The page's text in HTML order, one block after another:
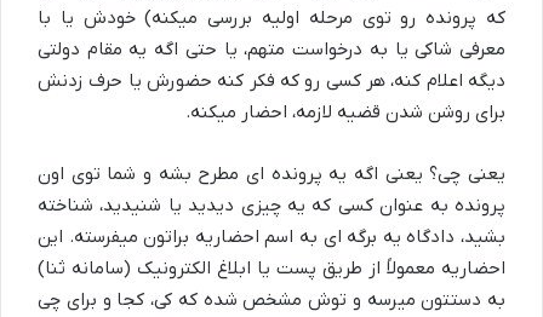
که پرونده رو توی مرحله اولیه بررسی میکنه) خودش یا با
معرفی شاکی یا به درخواست متهم، یا حتی اگه یه مقام دولتی
دیگه اعلام کنه، هر کسی رو که فکر کنه حضورش یا حرف زدنش
برای روشن شدن قضیه لازمه، احضار میکنه.
یعنی چی؟ یعنی اگه یه پرونده ای مطرح بشه و شما توی اون
پرونده به عنوان کسی که یه چیزی دیدید یا شنیدید، شناخته
بشید، دادگاه یه برگه ای به اسم احضاریه براتون میفرسته. این
احضاریه معمولاً از طریق پست یا ابلاغ الکترونیک (سامانه ثنا)
به دستتون میرسه و توش مشخص شده که کی، کجا و برای چی